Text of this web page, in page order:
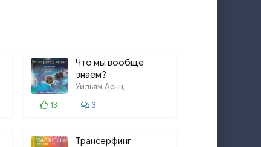
Что мы вообще
знаем?
Уильям Арнц
13
3
Трансерфинг